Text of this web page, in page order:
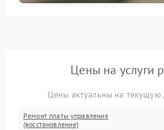
Цены на услуги
Цены актуальны на текущую
Ремонт платы управления
(восстановление)